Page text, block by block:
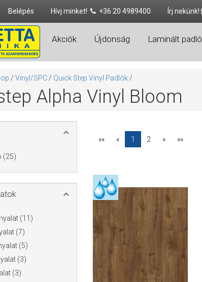
Belépés Hívj minket! +36 20 4989400 Írj nekünk!
Akciók Újdonság Laminált padló
/ Vinyl/SPC / Quick Step Vinyl Padlók /
Alpha Vinyl Bloom
(25)
(11)
(7)
(5)
(3)
(3)
«« « 1 2 » »»